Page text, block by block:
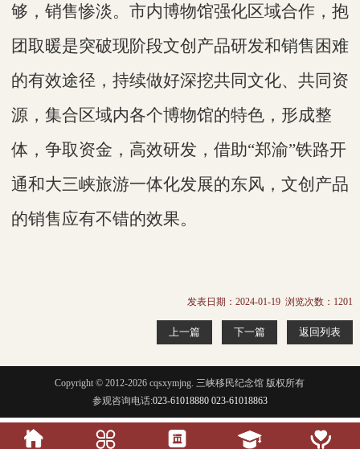
够 ， 销售惨淡。 市内博物馆强化区域合作， 抱
团取暖是突破现阶段文创产品研发和销售困难
的有效途径，持续做好深挖共同文化、共同资
源，集合区域内各个博物馆的特色， 形成整
体 ，争取资金，高效研发，借助“郑渝”铁路开
通和大三峡旅游一体化发展的东风， 文创产品
的销售应有不错的效果。
发表日期：2024-01-19 浏览次数： 1201
上一篇 下一篇 返回列表
Copyright © 2012-2026 cqsxymjng. 三峡移民纪念馆 版权所有
参观咨询电话:023-61018880 023-61018863